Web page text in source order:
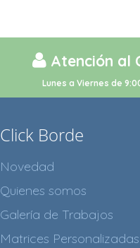
Atención al
Lunes a Viernes de
Click Borde
Novedad
Quienes somos
Galería de Trabajos
Matrices Personalizadas